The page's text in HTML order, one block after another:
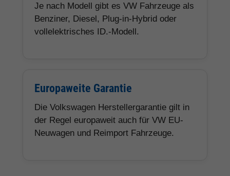
Je nach Modell gibt es VW Fahrzeuge als
Benziner, Diesel, Plug-in-Hybrid oder
vollelektrisches ID.-Modell.
Europaweite Garantie
Die Volkswagen Herstellergarantie gilt in
der Regel europaweit auch für VW EU-
Neuwagen und Reimport Fahrzeuge.